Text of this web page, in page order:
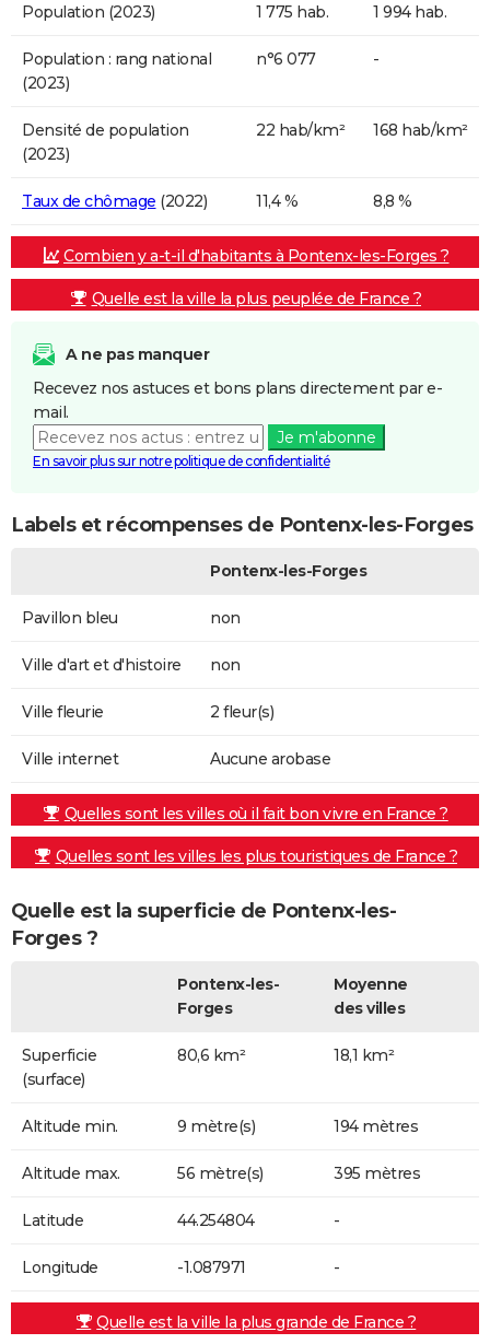
Population (2023) 1 775 hab. 1 994 hab.
Population : rang national
(2023)
n°6 077 -
Densité de population
(2023)
22 hab/km² 168 hab/km²
Taux de chômage (2022) 11,4 % 8,8 %
Combien y a-t-il d'habitants à Pontenx-les-Forges ?
Quelle est la ville la plus peuplée de France ?
A ne pas manquer
Recevez nos astuces et bons plans directement par e-
mail.
Je m'abonne
En savoir plus sur notre politique de confidentialité
Labels et récompenses de Pontenx-les-Forges
Pontenx-les-Forges
Pavillon bleu non
Ville d'art et d'histoire non
Ville fleurie 2 fleur(s)
Ville internet Aucune arobase
Quelles sont les villes où il fait bon vivre en France ?
Quelles sont les villes les plus touristiques de France ?
Quelle est la superficie de Pontenx-les-
Forges ?
Pontenx-les-
Forges
Moyenne
des villes
Superficie
(surface)
80,6 km² 18,1 km²
Altitude min. 9 mètre(s) 194 mètres
Altitude max. 56 mètre(s) 395 mètres
Latitude 44.254804 -
Longitude -1.087971 -
Quelle est la ville la plus grande de France ?